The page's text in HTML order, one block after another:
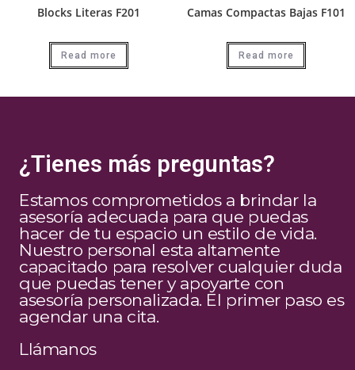
Blocks Literas F201
Read more
Camas Compactas Bajas F101
Read more
¿Tienes más preguntas?
Estamos comprometidos a brindar la
asesoría adecuada para que puedas
hacer de tu espacio un estilo de vida.
Nuestro personal esta altamente
capacitado para resolver cualquier duda
que puedas tener y apoyarte con
asesoría personalizada. El primer paso es
agendar una cita.
Llámanos